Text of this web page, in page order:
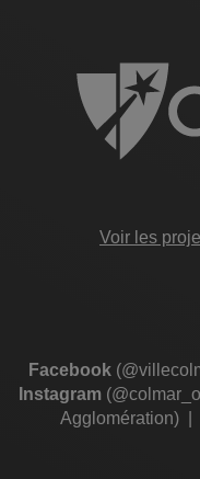
Voir les
Facebook
Instagram
Agglomération)